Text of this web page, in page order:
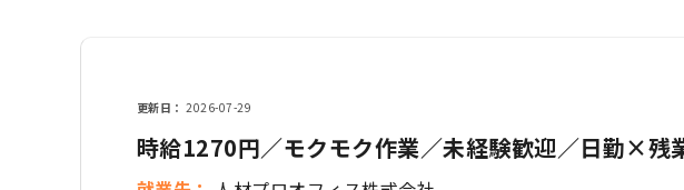
更新日 2026-07-29
時給1270円／モクモク作業／未経験歓迎／日勤×残